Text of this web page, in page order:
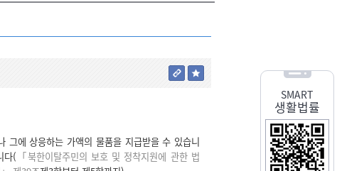
SMART
생활법률
그에 상응하는 가액의 물품을 지급받을 수 있습니
다( 「북한이탈주민의 보호 및 정착지원에 관한 법